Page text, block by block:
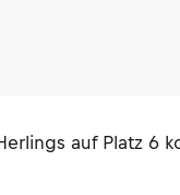
auf Platz